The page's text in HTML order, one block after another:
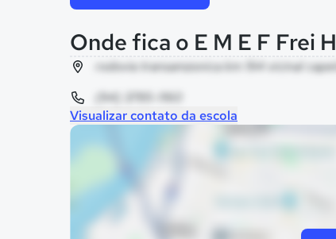
Onde fica o E M E F Frei
rodovia transamzonica km 194 vicinal
(94) 3785-1160
Visualizar contato da escola